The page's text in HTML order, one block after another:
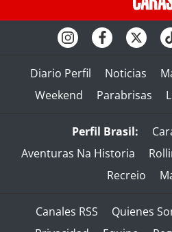
Diario Perfil Noticias
Weekend
Parabrisas
Perfil Brasil:
Aventuras Na Historia
Recreio
Canales RSS Quienes